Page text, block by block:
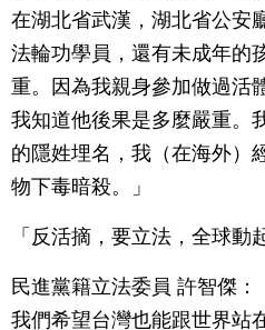
在湖北省武漢，湖北省公安
法輪功學員，還有未成年的
重。因為我親身參加做過活
我知道他後果是多麼嚴重。
的隱姓埋名，我（在海外）
物下毒暗殺。」
「反活摘，要立法，全球動
民進黨籍立法委員 許智傑：
我們希望台灣也能跟世界站